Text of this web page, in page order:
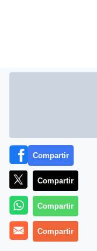
Más información
Compartir
Compartir
Compartir
Compartir